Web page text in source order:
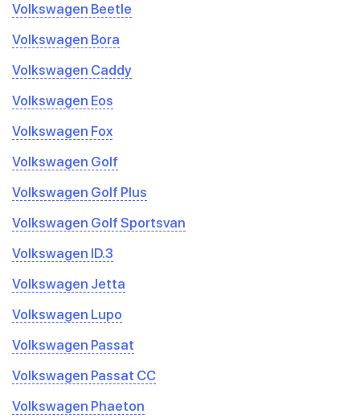
Volkswagen Beetle
Volkswagen Bora
Volkswagen Caddy
Volkswagen Eos
Volkswagen Fox
Volkswagen Golf
Volkswagen Golf Plus
Volkswagen Golf Sportsvan
Volkswagen ID.3
Volkswagen Jetta
Volkswagen Lupo
Volkswagen Passat
Volkswagen Passat CC
Volkswagen Phaeton